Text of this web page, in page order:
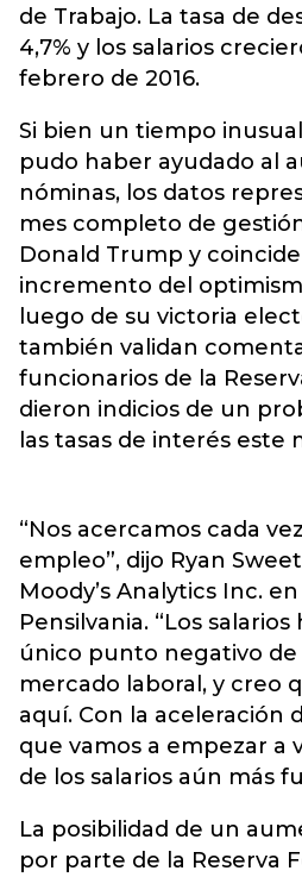
de Trabajo. La tasa de
4,7% y los salarios
febrero de 2016.
Si bien un tiempo
pudo haber ayudado al
nóminas, los datos
mes completo de
Donald Trump y
incremento del
luego de su victoria
también validan
funcionarios de la
dieron indicios de un
las tasas de interés este
“Nos acercamos cada
empleo”, dijo Ryan
Moody’s Analytics Inc.
Pensilvania. “Los salarios
único punto negativo de
mercado laboral, y creo
aquí. Con la aceleración
que vamos a empezar a
de los salarios aún más
La posibilidad de un
por parte de la Reserva